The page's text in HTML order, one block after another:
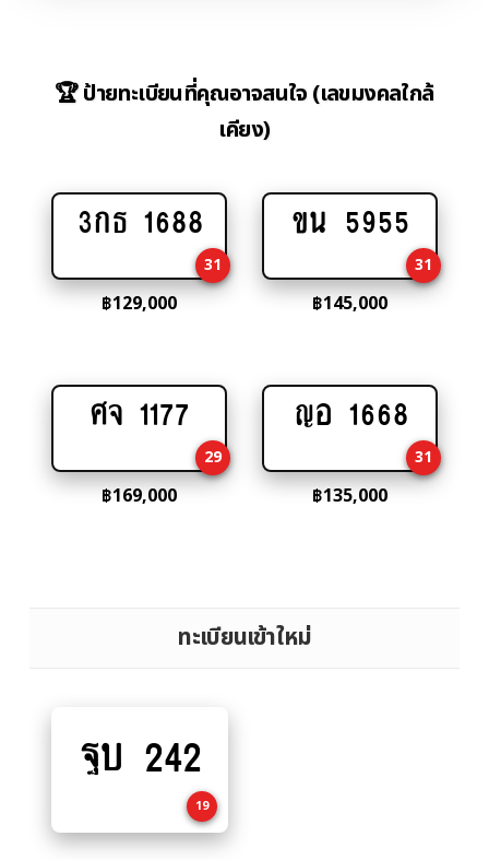
🏆 ป้ายทะเบียนที่คุณอาจสนใจ (เลขมงคลใกล้
เคียง)
Add
cart
3กธ 1688
31
฿129,000
Add
cart
ขน 5955
31
฿145,000
Add
cart
ศจ 1177
29
฿169,000
Add
cart
ญอ 1668
31
฿135,000
ทะเบียนเข้าใหม่
to
ฐบ 242
19